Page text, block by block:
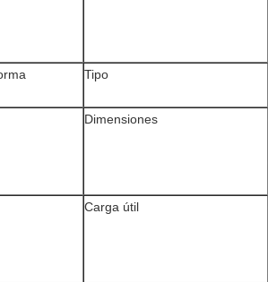
Tipo
Dimensiones
Carga útil